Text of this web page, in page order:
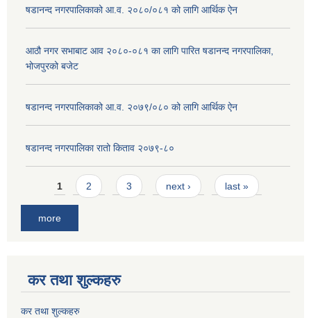
षडानन्द नगरपालिकाको आ.व. २०८०/०८१ को लागि आर्थिक ऐन
आठौ नगर सभाबाट आव २०८०-०८१ का लागि पारित षडानन्द नगरपालिका,
भोजपुरको बजेट
षडानन्द नगरपालिकाको आ.व. २०७९/०८० को लागि आर्थिक ऐन
षडानन्द नगरपालिका रातो किताव २०७९-८०
Pages
1 2 3 next › last »
more
कर तथा शुल्कहरु
कर तथा शुल्कहरु